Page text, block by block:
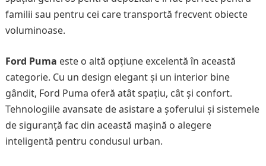
familii sau pentru cei care transportă frecvent obiecte
voluminoase.
Ford Puma este o altă opțiune excelentă în această
categorie. Cu un design elegant și un interior bine
gândit, Ford Puma oferă atât spațiu, cât și confort.
Tehnologiile avansate de asistare a șoferului și sistemele
de siguranță fac din această mașină o alegere
inteligentă pentru condusul urban.